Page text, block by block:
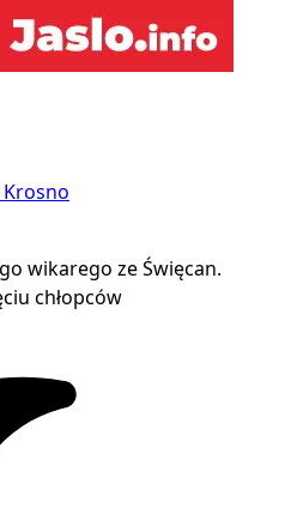
wikarego ze Święcan.
chłopców